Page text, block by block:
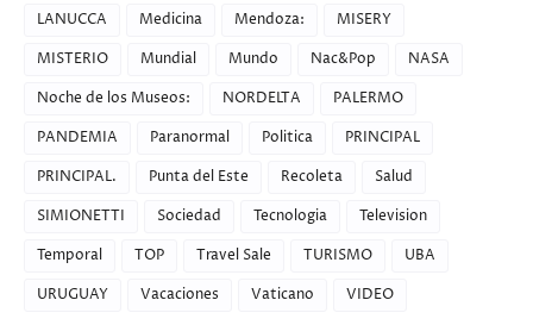
LANUCCA
Medicina Mendoza:
MISERY
MISTERIO
Mundial Mundo Nac&Pop
NASA
Noche de los Museos:
NORDELTA
PALERMO
PANDEMIA
Paranormal Politica
PRINCIPAL
PRINCIPAL.
Punta del Este Recoleta
Salud
SIMIONETTI
Sociedad Tecnologia
Television
Temporal
TOP Travel Sale TURISMO
UBA
URUGUAY
Vacaciones Vaticano VIDEO